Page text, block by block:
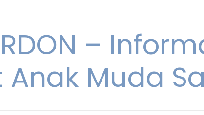
–
Anak Muda